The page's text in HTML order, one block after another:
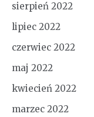
sierpień 2022
lipiec 2022
czerwiec 2022
maj 2022
kwiecień 2022
marzec 2022